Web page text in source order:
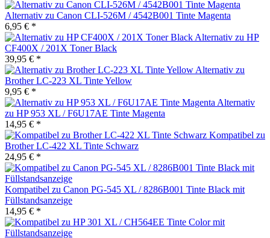
Alternativ zu Canon CLI-526M / 4542B001 Tinte Magenta
6,95 € *
Alternativ zu HP
CF400X / 201X Toner Black
39,95 € *
Alternativ zu
Brother LC-223 XL Tinte Yellow
9,95 € *
Alternativ
zu HP 953 XL / F6U17AE Tinte Magenta
14,95 € *
Kompatibel zu
Brother LC-422 XL Tinte Schwarz
24,95 € *
Kompatibel zu Canon PG-545 XL / 8286B001 Tinte Black mit
Füllstandsanzeige
14,95 € *